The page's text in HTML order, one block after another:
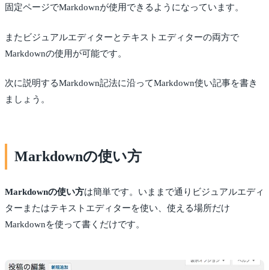
固定ページでMarkdownが使用できるようになっています。
またビジュアルエディターとテキストエディターの両方で
Markdownの使用が可能です。
次に説明するMarkdown記法に沿ってMarkdown使い記事を書き
ましょう。
Markdownの使い方
Markdownの使い方は簡単です。いままで通りビジュアルエディ
ターまたはテキストエディターを使い、使える場所だけ
Markdownを使って書くだけです。